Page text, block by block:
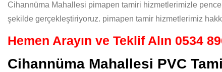
Cihannüma Mahallesi pimapen tamiri hizmetlerimizle
şekilde gerçekleştiriyoruz. pimapen tamir hizmetlerimiz
Hemen Arayın ve Teklif Alın 0534
Cihannüma Mahallesi PVC